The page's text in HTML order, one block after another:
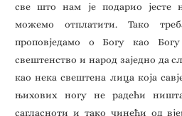
све што нам је подарио јесте
можемо отплатити. Тако
проповједамо о Богу као
свештенство и народ заједно да
као нека свештена лица која
њихових ногу не радећи
сагласноти и тако чинећи од